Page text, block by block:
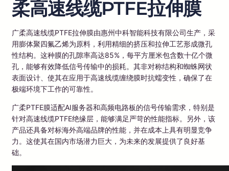
柔高速线缆PTFE拉伸膜
广柔高速线缆PTFE拉伸膜由惠州中科智能科技有限公司生产，采
用膨体聚四氟乙烯为原料，利用精细的挤压和拉伸工艺形成微孔
性结构。这种膜的孔隙率高达85%，每平方厘米包含数十亿个微
孔，能够有效降低信号传输中的损耗。其非对称结构和蜘蛛网状
表面设计、使其在应用于高速线缆缠绕膜时抗蠕变性，确保了在
极端环境下工作的可靠性。
广柔PTFE膜适配AI服务器和高频电路板的信号传输需求，特别是
针对高速线缆PTFE绝缘层，能够满足严苛的性能指标。另外，该
产品还具备对标海外高端品牌的性能，并在成本上具有明显竞争
力。这使其在国内市场潜力巨大，为未来的发展提供了良好基
础。